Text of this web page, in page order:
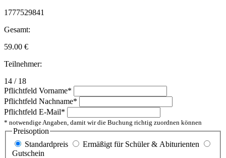
1777529841
Gesamt:
59.00 €
Teilnehmer:
14 / 18
Pflichtfeld Vorname*
Pflichtfeld Nachname*
Pflichtfeld E-Mail*
* notwendige Angaben, damit wir die Buchung richtig zuordnen können
Preisoption
Standardpreis
Ermäßigt für Schüler & Abiturienten
Gutschein